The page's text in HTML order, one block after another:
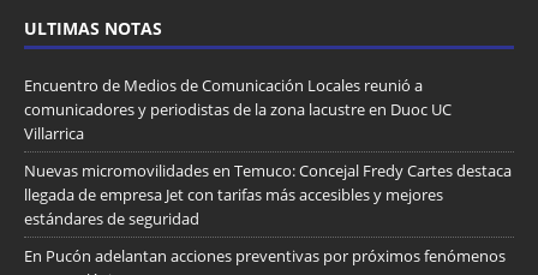
ULTIMAS NOTAS
Encuentro de Medios de Comunicación Locales reunió a
comunicadores y periodistas de la zona lacustre en Duoc UC
Villarrica
Nuevas micromovilidades en Temuco: Concejal Fredy Cartes destaca
llegada de empresa Jet con tarifas más accesibles y mejores
estándares de seguridad
En Pucón adelantan acciones preventivas por próximos fenómenos